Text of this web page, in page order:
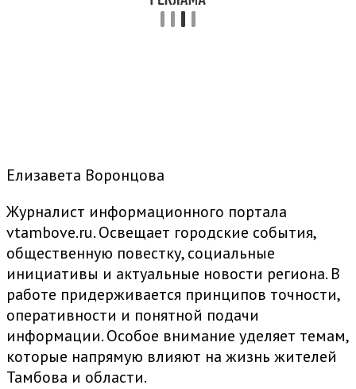
Елизавета Воронцова
Журналист информационного портала
vtambove.ru. Освещает городские события,
общественную повестку, социальные
инициативы и актуальные новости региона. В
работе придерживается принципов точности,
оперативности и понятной подачи
информации. Особое внимание уделяет темам,
которые напрямую влияют на жизнь жителей
Тамбова и области.